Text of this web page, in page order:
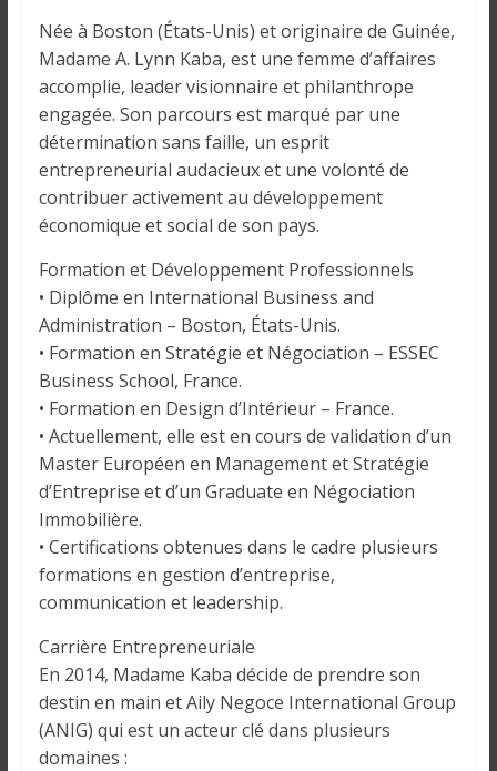
Née à Boston (États-Unis) et originaire de Guinée,
Madame A. Lynn Kaba, est une femme d’affaires
accomplie, leader visionnaire et philanthrope
engagée. Son parcours est marqué par une
détermination sans faille, un esprit
entrepreneurial audacieux et une volonté de
contribuer activement au développement
économique et social de son pays.
Formation et Développement Professionnels
• Diplôme en International Business and
Administration – Boston, États-Unis.
• Formation en Stratégie et Négociation – ESSEC
Business School, France.
• Formation en Design d’Intérieur – France.
• Actuellement, elle est en cours de validation d’un
Master Européen en Management et Stratégie
d’Entreprise et d’un Graduate en Négociation
Immobilière.
• Certifications obtenues dans le cadre plusieurs
formations en gestion d’entreprise,
communication et leadership.
Carrière Entrepreneuriale
En 2014, Madame Kaba décide de prendre son
destin en main et Aily Negoce International Group
(ANIG) qui est un acteur clé dans plusieurs
domaines :